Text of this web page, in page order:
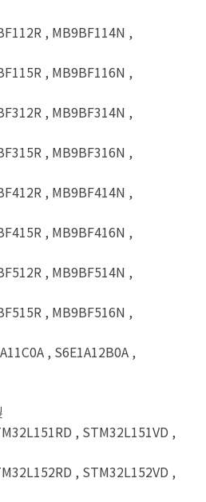
, MB9BF114N ,
, MB9BF116N ,
, MB9BF314N ,
, MB9BF316N ,
, MB9BF414N ,
, MB9BF416N ,
, MB9BF514N ,
, MB9BF516N ,
, S6E1A12B0A ,
, STM32L151VD ,
, STM32L152VD ,